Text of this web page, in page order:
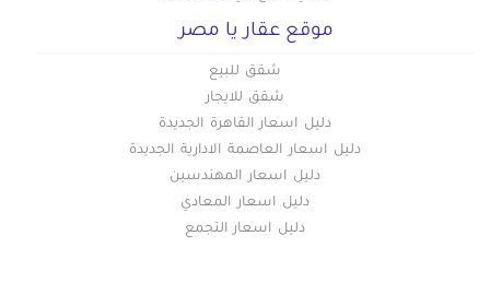
موقع عقار يا مصر
شقق للبيع
شقق للايجار
دليل اسعار القاهرة الجديدة
دليل اسعار العاصمة الادارية الجديدة
دليل اسعار المهندسين
دليل اسعار المعادي
دليل اسعار التجمع